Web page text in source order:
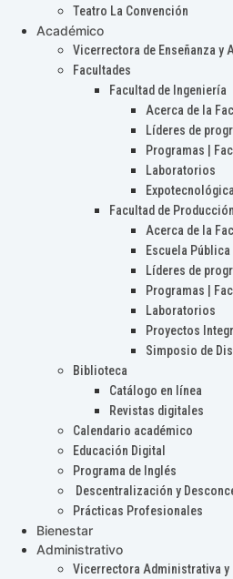
Teatro La Convención
Académico
Vicerrectora de Enseñanza y
Facultades
Facultad de Ingeniería
Acerca de la
Líderes de
Programas |
Laboratorios
Expotecnológica
Facultad de
Acerca de la
Escuela
Líderes de
Programas |
Laboratorios
Proyectos
Simposio de
Biblioteca
Catálogo en línea
Revistas digitales
Calendario académico
Educación Digital
Programa de Inglés
Descentralización y
Prácticas Profesionales
Bienestar
Administrativo
Vicerrectora Administrativa y